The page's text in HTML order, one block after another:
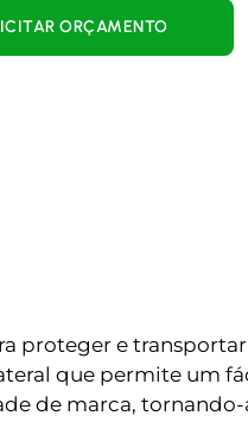
ORÇAMENTO
proteger e
que permite um
de marca,